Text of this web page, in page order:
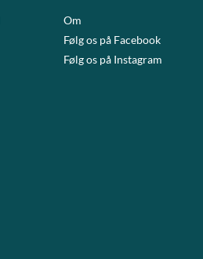
Om
Følg os på Facebook
Følg os på Instagram